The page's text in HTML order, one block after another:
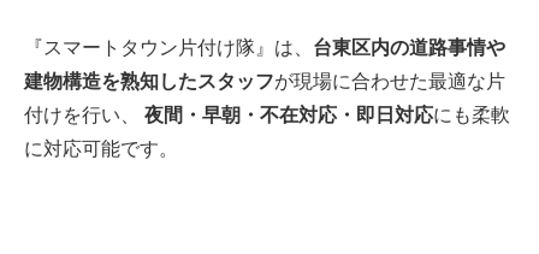
『スマートタウン片付け隊』は、 台東区内の道路事情や
建物構造を熟知したスタッフが現場に合わせた最適な片
付けを行い、 夜間・早朝・不在対応・即日対応にも柔軟
に対応可能です。